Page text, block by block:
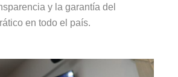
y la garantía del
en todo el país.